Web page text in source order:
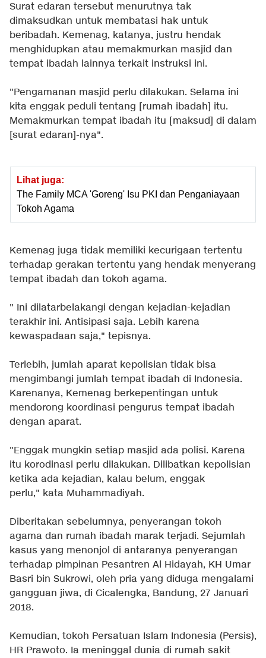
Surat edaran tersebut menurutnya tak
dimaksudkan untuk membatasi hak untuk
beribadah. Kemenag, katanya, justru hendak
menghidupkan atau memakmurkan masjid dan
tempat ibadah lainnya terkait instruksi ini.
"Pengamanan masjid perlu dilakukan. Selama ini
kita enggak peduli tentang [rumah ibadah] itu.
Memakmurkan tempat ibadah itu [maksud] di dalam
[surat edaran]-nya".
Lihat juga:
The Family MCA 'Goreng' Isu PKI dan Penganiayaan
Tokoh Agama
Kemenag juga tidak memiliki kecurigaan tertentu
terhadap gerakan tertentu yang hendak menyerang
tempat ibadah dan tokoh agama.
" Ini dilatarbelakangi dengan kejadian-kejadian
terakhir ini. Antisipasi saja. Lebih karena
kewaspadaan saja," tepisnya.
Terlebih, jumlah aparat kepolisian tidak bisa
mengimbangi jumlah tempat ibadah di Indonesia.
Karenanya, Kemenag berkepentingan untuk
mendorong koordinasi pengurus tempat ibadah
dengan aparat.
"Enggak mungkin setiap masjid ada polisi. Karena
itu korodinasi perlu dilakukan. Dilibatkan kepolisian
ketika ada kejadian, kalau belum, enggak
perlu," kata Muhammadiyah.
Diberitakan sebelumnya, penyerangan tokoh
agama dan rumah ibadah marak terjadi. Sejumlah
kasus yang menonjol di antaranya penyerangan
terhadap pimpinan Pesantren Al Hidayah, KH Umar
Basri bin Sukrowi, oleh pria yang diduga mengalami
gangguan jiwa, di Cicalengka, Bandung, 27 Januari
2018.
Kemudian, tokoh Persatuan Islam Indonesia (Persis),
HR Prawoto. Ia meninggal dunia di rumah sakit